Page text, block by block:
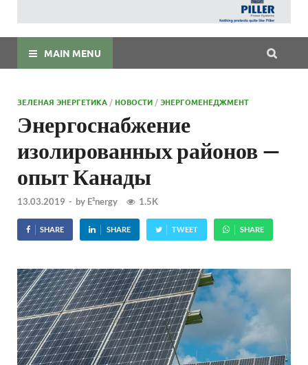
MAIN MENU
ЗЕЛЕНАЯ ЭНЕРГЕТИКА /НОВОСТИ /ЭНЕРГОМЕНЕДЖМЕНТ
Энергоснабжение
изолированных районов —
опыт Канады
13.03.2019 - by E²nergy 1.5K
SHARE SHARE TWEET SHARE